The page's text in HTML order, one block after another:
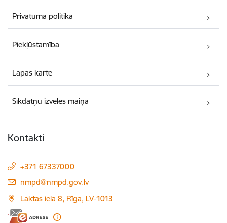
Privātuma politika
Piekļūstamība
Lapas karte
Sīkdatņu izvēles maiņa
Kontakti
+371 67337000
E-pasts:
nmpd@nmpd.gov.lv
Laktas iela 8, Rīga, LV-1013